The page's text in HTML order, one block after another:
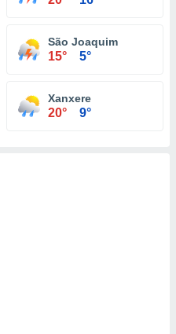
São Joaquim
15° 5°
Xanxere
20° 9°